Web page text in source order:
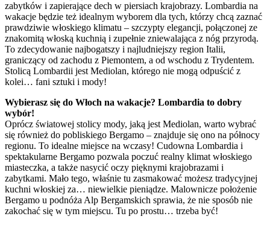
zabytków i zapierające dech w piersiach krajobrazy. Lombardia na
wakacje będzie też idealnym wyborem dla tych, którzy chcą zaznać
prawdziwie włoskiego klimatu – szczypty elegancji, połączonej ze
znakomitą włoską kuchnią i zupełnie zniewalająca z nóg przyrodą.
To zdecydowanie najbogatszy i najludniejszy region Italii,
graniczący od zachodu z Piemontem, a od wschodu z Trydentem.
Stolicą Lombardii jest Mediolan, którego nie mogą odpuścić z
kolei… fani sztuki i mody!
Wybierasz się do Włoch na wakacje? Lombardia to dobry
wybór!
Oprócz światowej stolicy mody, jaką jest Mediolan, warto wybrać
się również do pobliskiego Bergamo – znajduje się ono na północy
regionu. To idealne miejsce na wczasy! Cudowna Lombardia i
spektakularne Bergamo pozwala poczuć realny klimat włoskiego
miasteczka, a także nasycić oczy pięknymi krajobrazami i
zabytkami. Mało tego, właśnie tu zasmakować możesz tradycyjnej
kuchni włoskiej za… niewielkie pieniądze. Malownicze położenie
Bergamo u podnóża Alp Bergamskich sprawia, że nie sposób nie
zakochać się w tym miejscu. Tu po prostu… trzeba być!